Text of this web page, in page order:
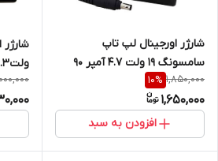
شارژر اورجینال لپ تاپ
سامسونگ 19 ولت 4.7 آمپر 90
وات 5.5mm * 3mm ‎
1,850,000
10%
1,650,000
افزودن به سبد
ولت3.3 آمپر 60 وات